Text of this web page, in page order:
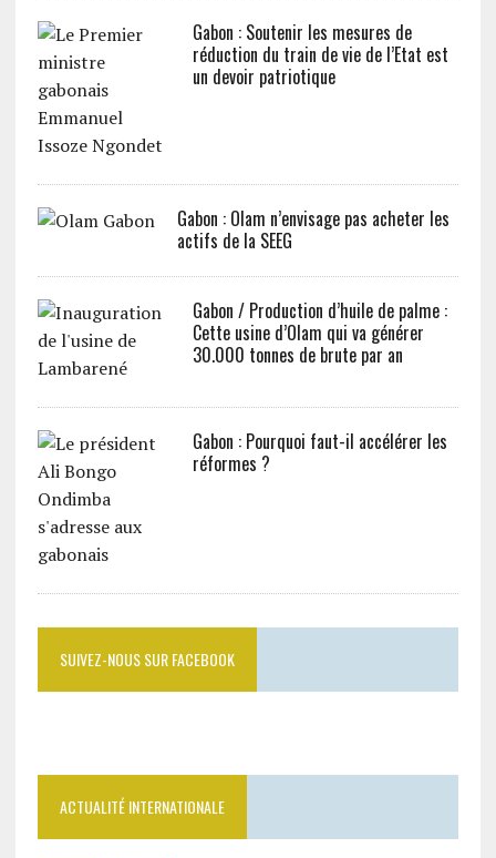
Gabon : Soutenir les mesures de
réduction du train de vie de l’Etat est
un devoir patriotique
Gabon : Olam n’envisage pas acheter les
actifs de la SEEG
Gabon / Production d’huile de palme :
Cette usine d’Olam qui va générer
30.000 tonnes de brute par an
Gabon : Pourquoi faut-il accélérer les
réformes ?
SUIVEZ-NOUS SUR FACEBOOK
ACTUALITÉ INTERNATIONALE